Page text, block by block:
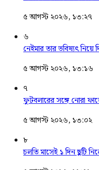
৫ আগস্ট ২০২৬, ১৩:২৭
৬
নেইমার তার ভবিষ্যৎ নিয়ে
৫ আগস্ট ২০২৬, ১৩:১৬
৭
ফুটবলারের সঙ্গে নোরা
৫ আগস্ট ২০২৬, ১৩:০২
৮
চলতি মাসেই ১ দিন ছুটি